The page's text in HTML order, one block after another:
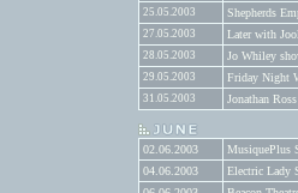
25.05.2003 Shepherds
27.05.2003 Later with
28.05.2003 Jo Whiley
29.05.2003 Friday Night
31.05.2003 Jonathan
02.06.2003 MusiquePlus
04.06.2003
Electric Lady